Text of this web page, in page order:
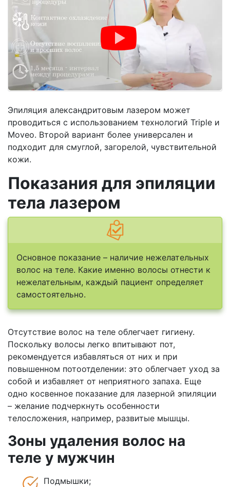
Эпиляция александритовым лазером может
проводиться с использованием технологий Triple и
Moveo. Второй вариант более универсален и
подходит для смуглой, загорелой, чувствительной
кожи.
Показания для эпиляции
тела лазером
Основное показание – наличие нежелательных
волос на теле. Какие именно волосы отнести к
нежелательным, каждый пациент определяет
самостоятельно.
Отсутствие волос на теле облегчает гигиену.
Поскольку волосы легко впитывают пот,
рекомендуется избавляться от них и при
повышенном потоотделении: это облегчает уход за
собой и избавляет от неприятного запаха. Еще
одно косвенное показание для лазерной эпиляции
– желание подчеркнуть особенности
телосложения, например, развитые мышцы.
Зоны удаления волос на
теле у мужчин
Подмышки;